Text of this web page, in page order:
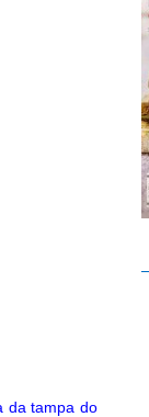
da tampa do